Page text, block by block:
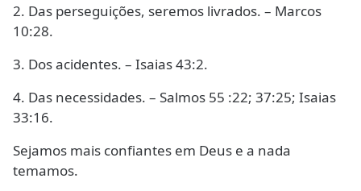
2. Das perseguições, seremos livrados. – Marcos
10:28.
3. Dos acidentes. – Isaias 43:2.
4. Das necessidades. – Salmos 55 :22; 37:25; Isaias
33:16.
Sejamos mais confiantes em Deus e a nada
temamos.